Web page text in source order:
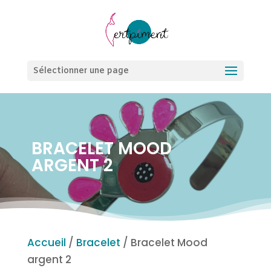
Sélectionner une page
BRACELET MOOD
ARGENT 2
Accueil / Bracelet / Bracelet Mood
argent 2